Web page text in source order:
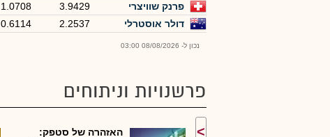
פרנק שוויצרי
3.9429
1.0708
דולר אוסטרלי
2.2537
0.6114
נכון ל- 08/08/2026 03:00
פרשנויות וניתוחים
>
האזהרה של סטפק: